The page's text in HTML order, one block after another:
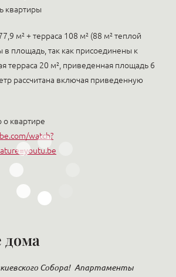
квартиры
м² + терраса 108 м² (88 м² теплой
площадь, так как присоединены к
терраса 20 м², приведенная площадь 6
рассчитана включая приведенную
о квартире
watch?
дома
Собора! Апартаменты